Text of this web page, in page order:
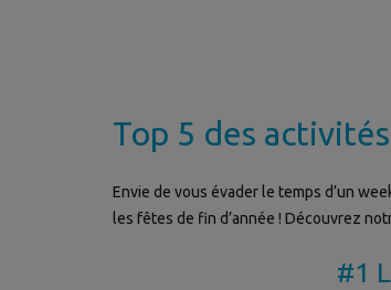
Top 5 des
Envie de vous évader le temps d’un
les fêtes de fin d’année ! Découvrez
#1